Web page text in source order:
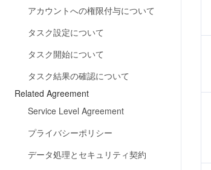
アカウントへの権限付与について
タスク設定について
タスク開始について
タスク結果の確認について
Related Agreement
Service Level Agreement
プライバシーポリシー
データ処理とセキュリティ契約